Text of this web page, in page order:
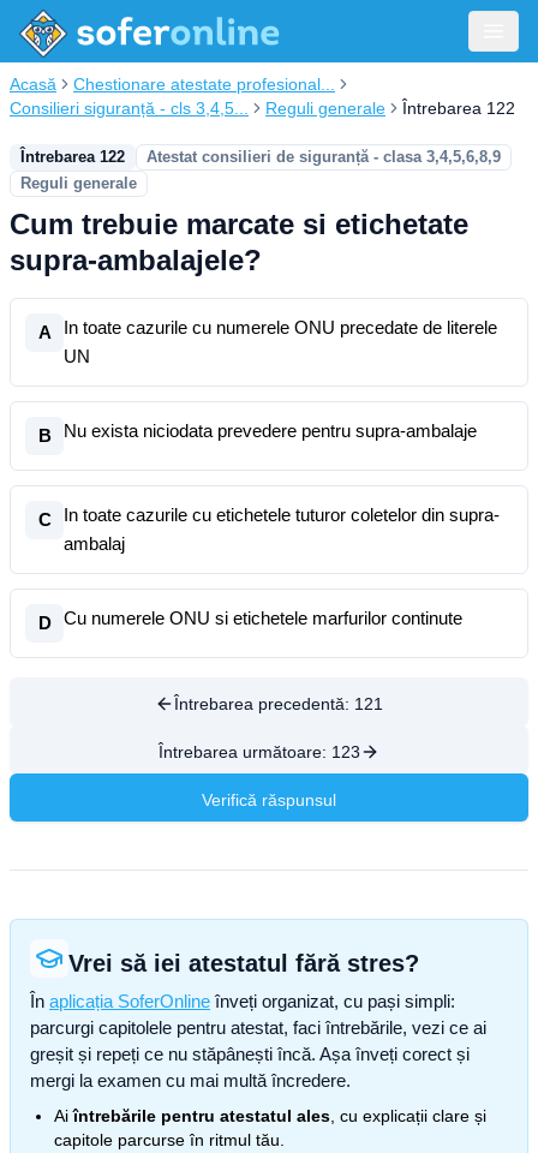
Acasă
Chestionare atestate profesional...
Consilieri siguranță - cls 3,4,5...
Reguli generale Întrebarea 122
Întrebarea 122
Atestat consilieri de siguranță - clasa 3,4,5,6,8,9
Reguli generale
Cum trebuie marcate si etichetate
supra-ambalajele?
A
In toate cazurile cu numerele ONU precedate de literele
UN
B Nu exista niciodata prevedere pentru supra-ambalaje
C
In toate cazurile cu etichetele tuturor coletelor din supra-
ambalaj
D Cu numerele ONU si etichetele marfurilor continute
Întrebarea precedentă: 121
Întrebarea următoare: 123
Verifică răspunsul
Vrei să iei atestatul fără stres?
În aplicația SoferOnline înveți organizat, cu pași simpli:
parcurgi capitolele pentru atestat, faci întrebările, vezi ce ai
greșit și repeți ce nu stăpânești încă. Așa înveți corect și
mergi la examen cu mai multă încredere.
Aiîntrebările pentru atestatul ales , cu explicații clare și
capitole parcurse în ritmul tău.